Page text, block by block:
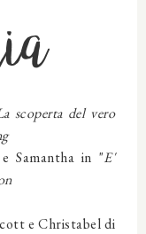
scoperta del vero
Samantha in "E'
e Christabel di